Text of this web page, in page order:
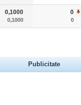
0,1000
0,1000
0
0
Publicitate